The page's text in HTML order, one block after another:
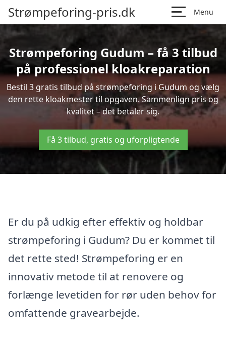
Strømpeforing-pris.dk Menu
Strømpeforing Gudum – få 3 tilbud
på professionel kloakreparation
Bestil 3 gratis tilbud på strømpeforing i Gudum og vælg
den rette kloakmester til opgaven. Sammenlign pris og
kvalitet – det betaler sig.
Få 3 tilbud, gratis og uforpligtende
Er du på udkig efter effektiv og holdbar
strømpeforing i Gudum? Du er kommet til
det rette sted! Strømpeforing er en
innovativ metode til at renovere og
forlænge levetiden for rør uden behov for
omfattende gravearbejde.